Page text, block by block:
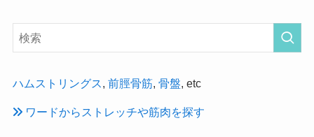
ハムストリングス, 前脛骨筋, 骨盤, etc
ワードからストレッチや筋肉を探す